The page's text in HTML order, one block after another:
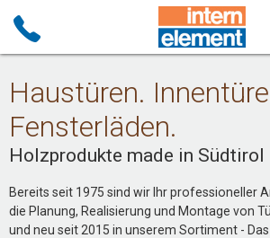
Haustüren.
Fensterläden.
Holzprodukte made in Südtirol
Bereits seit 1975 sind wir Ihr professioneller
die Planung, Realisierung und Montage von
und neu seit 2015 in unserem Sortiment - Das